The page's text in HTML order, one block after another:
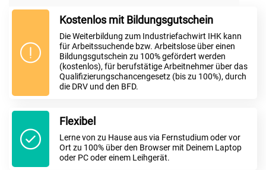
Kostenlos mit Bildungsgutschein
Die Weiterbildung zum Industriefachwirt IHK kann
für Arbeitssuchende bzw. Arbeitslose über einen
Bildungsgutschein zu 100% gefördert werden
(kostenlos), für berufstätige Arbeitnehmer über das
Qualifizierungschancengesetz (bis zu 100%), durch
die DRV und den BFD.
Flexibel
Lerne von zu Hause aus via Fernstudium oder vor
Ort zu 100% über den Browser mit Deinem Laptop
oder PC oder einem Leihgerät.